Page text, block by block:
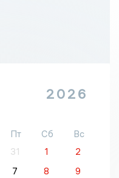
2026
Пт Сб
Вс
31 1
2
7 8
9